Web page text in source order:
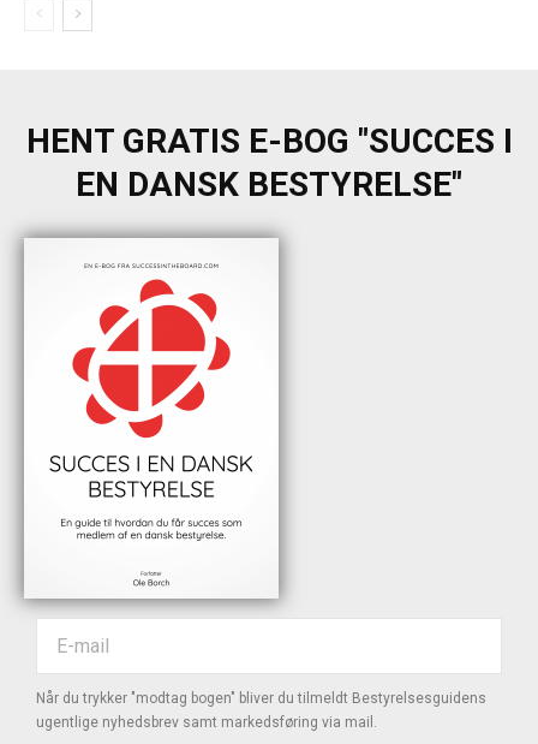
HENT GRATIS E-BOG "SUCCES I
EN DANSK BESTYRELSE"
Når du trykker "modtag bogen" bliver du tilmeldt Bestyrelsesguidens
ugentlige nyhedsbrev samt markedsføring via mail.